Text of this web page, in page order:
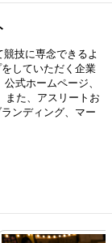
技に専念できるよ
していただく企業
式ホームページ、
また、アスリートお
ンディング、マー